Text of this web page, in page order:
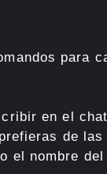
para
en el
de
el nombre